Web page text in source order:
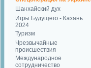
Шанхайский дух
Игры Будущего - Казань
2024
Туризм
Чрезвычайные
происшествия
Международное
сотрудничество